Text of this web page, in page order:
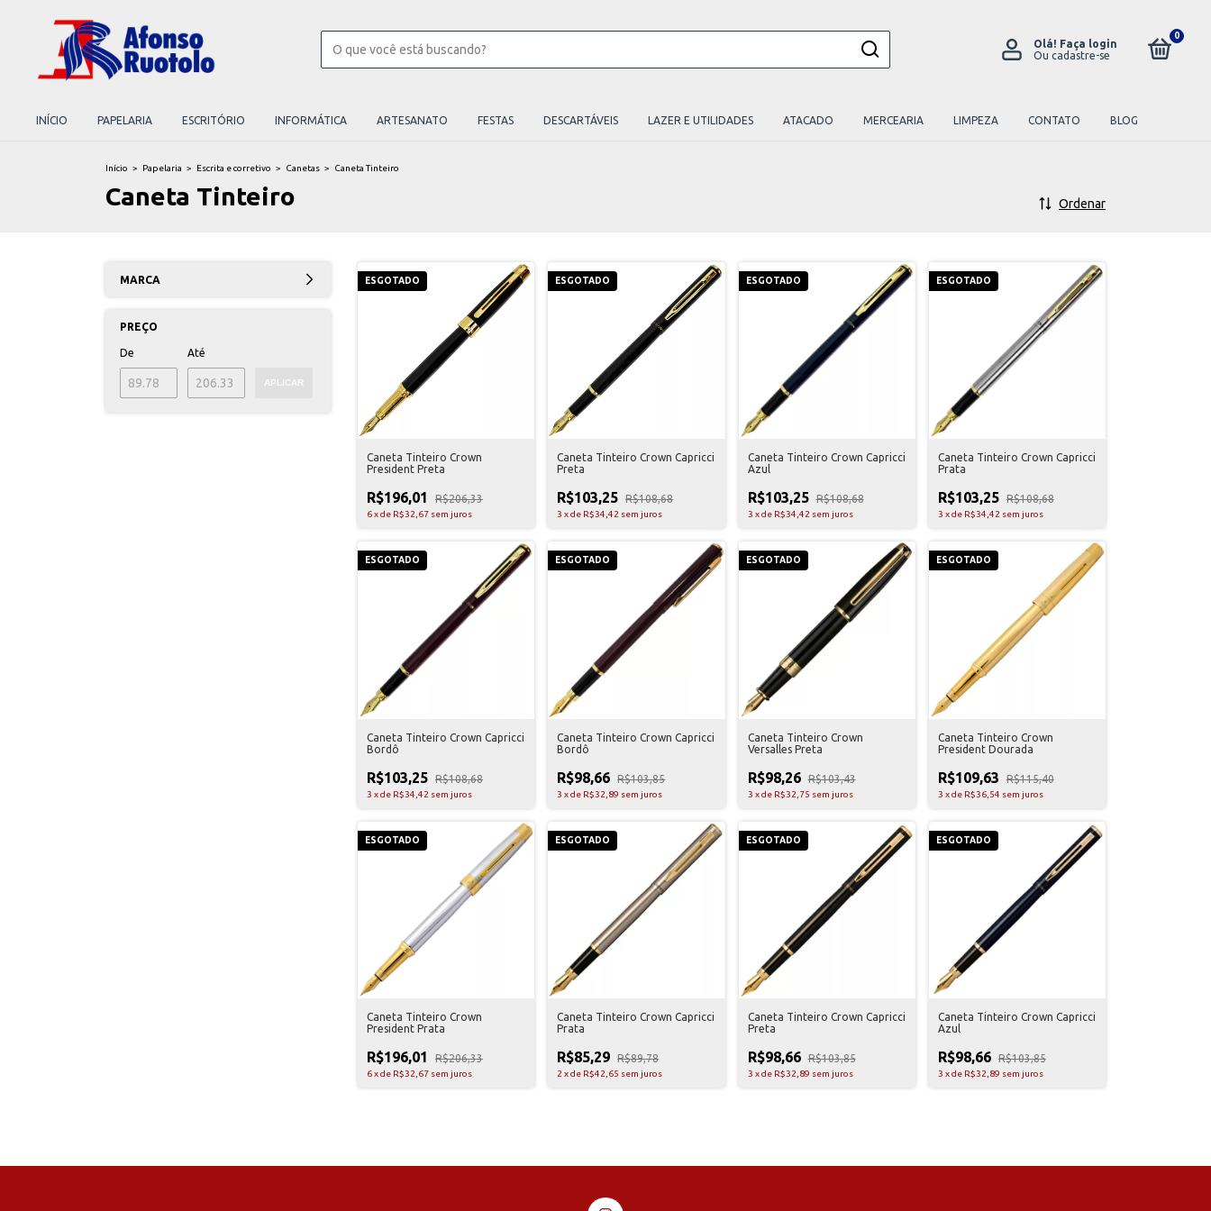
Olá! Faça login
Ou cadastre-se
0
INÍCIO PAPELARIA ESCRITÓRIO INFORMÁTICA ARTESANATO FESTAS DESCARTÁVEIS LAZER E UTILIDADES ATACADO MERCEARIA LIMPEZA CONTATO BLOG
Início > Papelaria > Escrita e corretivo > Canetas > Caneta Tinteiro
Caneta Tinteiro Ordenar
MARCA
PREÇO
De Até
APLICAR
ESGOTADO
Caneta Tinteiro Crown
President Preta
R$196,01 R$206,33
6xde R$32,67 sem juros
ESGOTADO
Caneta Tinteiro Crown Capricci
Preta
R$103,25 R$108,68
3 xde R$34,42 sem juros
ESGOTADO
Caneta Tinteiro Crown Capricci
Azul
R$103,25 R$108,68
3 xde R$34,42 sem juros
ESGOTADO
Caneta Tinteiro Crown Capricci
Prata
R$103,25 R$108,68
3 xde R$34,42 sem juros
ESGOTADO
Caneta Tinteiro Crown Capricci
Bordô
R$103,25 R$108,68
3 xde R$34,42 sem juros
ESGOTADO
Caneta Tinteiro Crown Capricci
Bordô
R$98,66 R$103,85
3 xde R$32,89 sem juros
ESGOTADO
Caneta Tinteiro Crown
Versalles Preta
R$98,26 R$103,43
3 xde R$32,75 sem juros
ESGOTADO
Caneta Tinteiro Crown
President Dourada
R$109,63 R$115,40
3 xde R$36,54 sem juros
ESGOTADO
Caneta Tinteiro Crown
President Prata
R$196,01 R$206,33
6xde R$32,67 sem juros
ESGOTADO
Caneta Tinteiro Crown Capricci
Prata
R$85,29 R$89,78
2 xde R$42,65 sem juros
ESGOTADO
Caneta Tinteiro Crown Capricci
Preta
R$98,66 R$103,85
3 xde R$32,89 sem juros
ESGOTADO
Caneta Tinteiro Crown Capricci
Azul
R$98,66 R$103,85
3 xde R$32,89 sem juros